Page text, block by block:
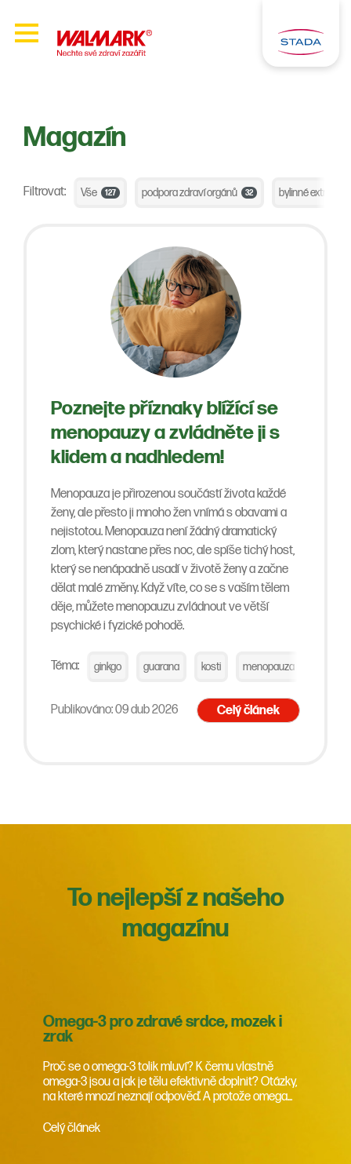
Magazín
Filtrovat: Vše 127 podpora zdraví orgánů 32 bylinné extrakty
Poznejte příznaky blížící se
menopauzy a zvládněte ji s
klidem a nadhledem!
Menopauza je přirozenou součástí života každé
ženy, ale přesto ji mnoho žen vnímá s obavami a
nejistotou. Menopauza není žádný dramatický
zlom, který nastane přes noc, ale spíše tichý host,
který se nenápadně usadí v životě ženy a začne
dělat malé změny. Když víte, co se s vaším tělem
děje, můžete menopauzu zvládnout ve větší
psychické i fyzické pohodě.
Téma: ginkgo guarana kosti menopauza
Publikováno: 09 dub 2026 Celý článek
To nejlepší z našeho
magazínu
Omega-3 pro zdravé srdce, mozek i
zrak
Proč se o omega-3 tolik mluví? K čemu vlastně
omega-3 jsou a jak je tělu efektivně doplnit? Otázky,
na které mnozí neznají odpověď. A protože omega...
Celý článek